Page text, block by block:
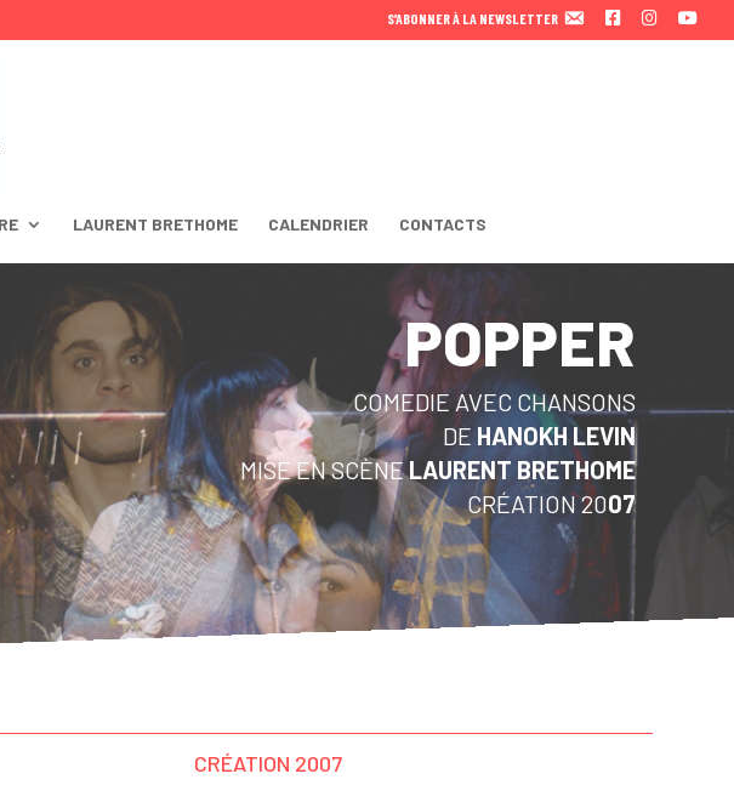
S’ABONNER À LA NEWSLETTER
I
Y
LAURENT BRETHOME CALENDRIER CONTACTS
POPPER
COMEDIE AVEC CHANSONS
DEHANOKH LEVIN
MISE EN SCÈNELAURENT BRETHOME
CRÉATION 2007
CRÉATION 2007